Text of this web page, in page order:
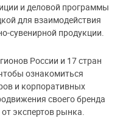
и деловой программы
для взаимодействия
сувенирной продукции.
России и 17 стран
ознакомиться
и корпоративных
своего бренда
экспертов рынка.